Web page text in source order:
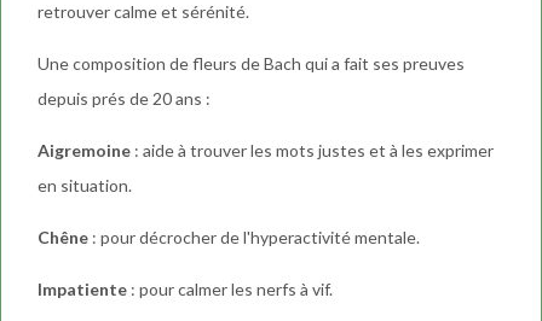
retrouver calme et sérénité.
Une composition de fleurs de Bach qui a fait ses preuves
depuis prés de 20 ans :
Aigremoine : aide à trouver les mots justes et à les exprimer
en situation.
Chêne : pour décrocher de l'hyperactivité mentale.
Impatiente : pour calmer les nerfs à vif.